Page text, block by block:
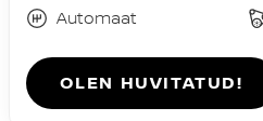
Automaat
OLEN HUVITATUD!